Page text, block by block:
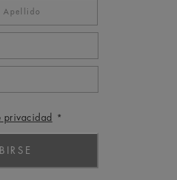
privacidad *